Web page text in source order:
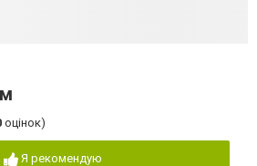
оцінок)
Я рекомендую